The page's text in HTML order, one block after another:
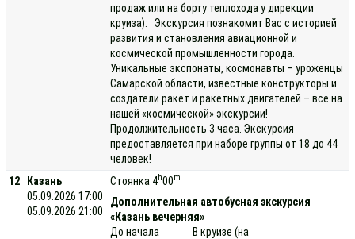
продаж или на борту теплохода у дирекции
круиза): Экскурсия познакомит Вас с историей
развития и становления авиационной и
космической промышленности города.
Уникальные экспонаты, космонавты – уроженцы
Самарской области, известные конструкторы и
создатели ракет и ракетных двигателей – все на
нашей «космической» экскурсии!
Продолжительность 3 часа. Экскурсия
предоставляется при наборе группы от 18 до 44
человек!
12
Казань
05.09.2026 17:00
05.09.2026 21:00
Стоянка 4h00m
Дополнительная автобусная экскурсия
«Казань вечерняя»
До начала
В круизе (на